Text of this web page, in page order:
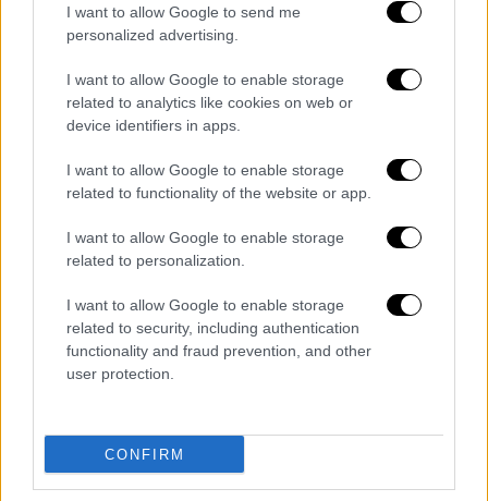
I want to allow Google to send me
personalized advertising.
I want to allow Google to enable storage
related to analytics like cookies on web or
device identifiers in apps.
I want to allow Google to enable storage
related to functionality of the website or app.
I want to allow Google to enable storage
related to personalization.
I want to allow Google to enable storage
related to security, including authentication
functionality and fraud prevention, and other
user protection.
CONFIRM
Ο ποινικός κώδικας τότε προέβλεπε ποινή
τροποποίηση προβλέπει ποινή φυλάκισης
μέχρι 5 έτη.
Το Δικαστήριο θα συνεδριάσει εκ νέου στις
26 Μαΐουγια αγόρευση για μετριασμό της
αυτής.
Δεν αποκλείεται μάλιστα για το θέμα να
συνεδριάσει καιη Ιερά Σύνοδος Κύπρου.
ΟΛΕΣ ΟΙ ΕΙΔΗΣΕΙΣ
Ερντογάν διεκδικεί την τρίτη του
θητεία - Όλα τα βλέμματα στα «παζάρια»